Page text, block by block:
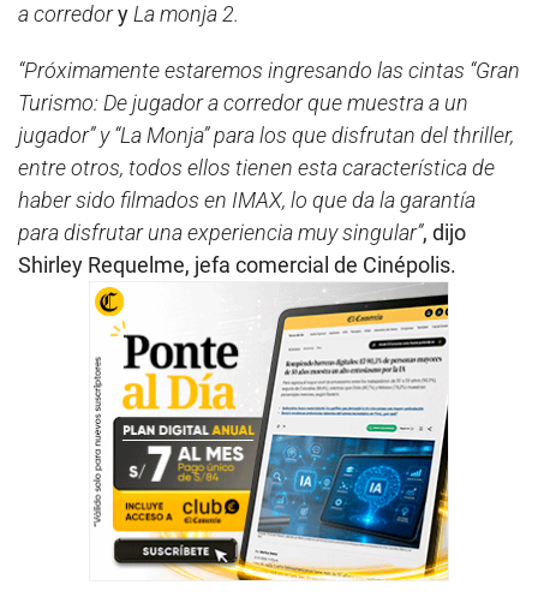
a corredoryLa monja 2.
“Próximamente estaremos ingresando las cintas “Gran
Turismo: De jugador a corredor que muestra a un
jugador” y “La Monja” para los que disfrutan del thriller,
entre otros, todos ellos tienen esta característica de
haber sido filmados en IMAX, lo que da la garantía
para disfrutar una experiencia muy singular”, dijo
Shirley Requelme, jefa comercial de Cinépolis.